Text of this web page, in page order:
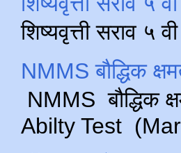
शिष्यवृत्ती सराव
NMMS बौद्धिक
NMMS बौद्धिक
Abilty Test